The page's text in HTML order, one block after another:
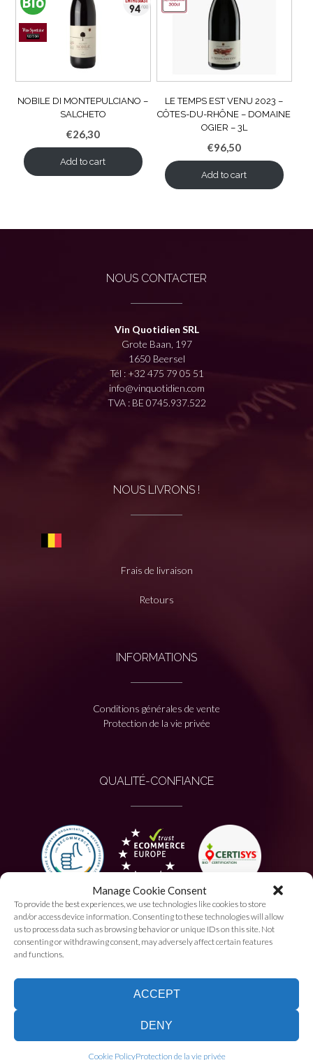
Manage Cookie Consent
To provide the best experiences, we use technologies like cookies to store
and/or access device information. Consenting to these technologies will allow
us to process data such as browsing behavior or unique IDs on this site. Not
consenting or withdrawing consent, may adversely affect certain features
and functions.
ACCEPT
DENY
Cookie PolicyProtection de la vie privée
NOBILE DI MONTEPULCIANO –
SALCHETO
€26,30
Add to cart
LE TEMPS EST VENU 2023 –
CÔTES-DU-RHÔNE – DOMAINE
OGIER – 3L
€96,50
Add to cart
NOUS CONTACTER
Vin Quotidien SRL
Grote Baan, 197
1650 Beersel
Tél : +32 475 79 05 51
info@vinquotidien.com
TVA : BE 0745.937.522
NOUS LIVRONS !
Frais de livraison
Retours
INFORMATIONS
Conditions générales de vente
Protection de la vie privée
QUALITÉ-CONFIANCE
PAIEMENT AUTORISÉ
Je suis bien, je suis chezVinQuotidien!